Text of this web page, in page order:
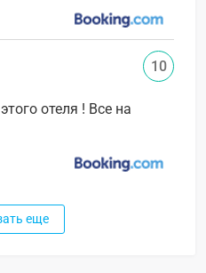
отеля ! Все на
10
еще